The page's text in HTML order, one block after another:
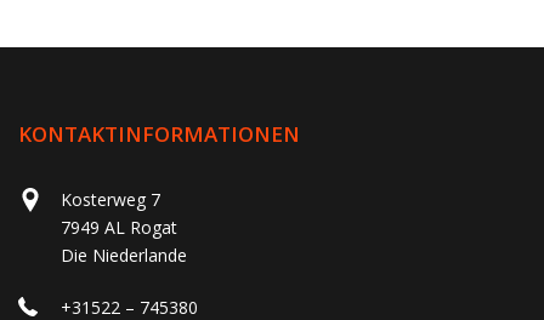
KONTAKTINFORMATIONEN
Kosterweg 7
7949 AL Rogat
Die Niederlande
+31522 – 745380